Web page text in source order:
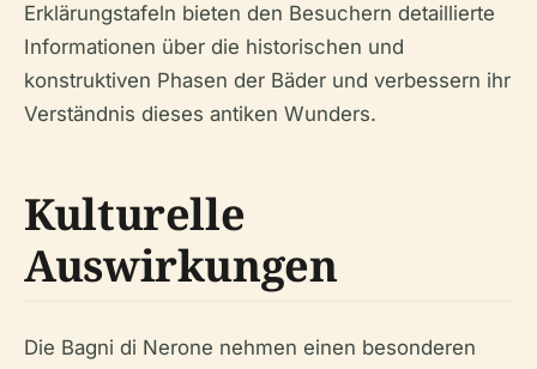
Erklärungstafeln bieten den Besuchern detaillierte
Informationen über die historischen und
konstruktiven Phasen der Bäder und verbessern ihr
Verständnis dieses antiken Wunders.
Kulturelle
Auswirkungen
Die Bagni di Nerone nehmen einen besonderen